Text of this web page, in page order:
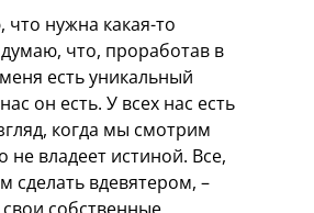
нужна какая-то
что, проработав в
есть уникальный
он есть. У всех нас есть
когда мы смотрим
владеет истиной. Все,
сделать вдевятером, –